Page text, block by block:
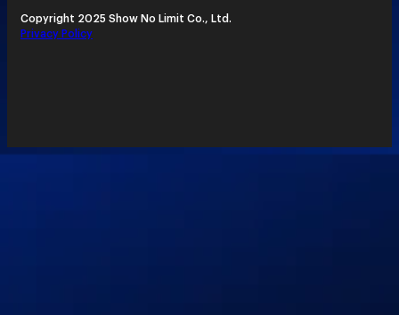
Copyright 2025 Show No Limit Co., Ltd.
Privacy Policy